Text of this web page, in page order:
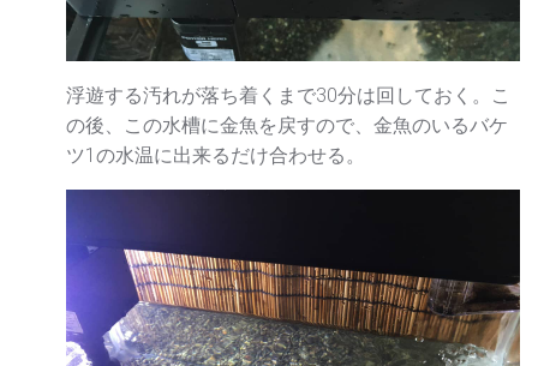
浮遊する汚れが落ち着くまで30分は回しておく。こ
の後、この水槽に金魚を戻すので、金魚のいるバケ
ツ1の水温に出来るだけ合わせる。